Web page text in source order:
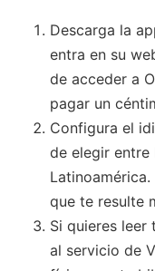
Descarga la
entra en su
de acceder a
pagar un
Configura el
de elegir entre
que te resulte
Si quieres
al servicio de